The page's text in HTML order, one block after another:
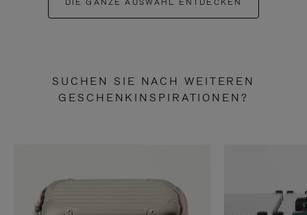
SUCHEN SIE NACH WEITEREN
GESCHENKINSPIRATIONEN?